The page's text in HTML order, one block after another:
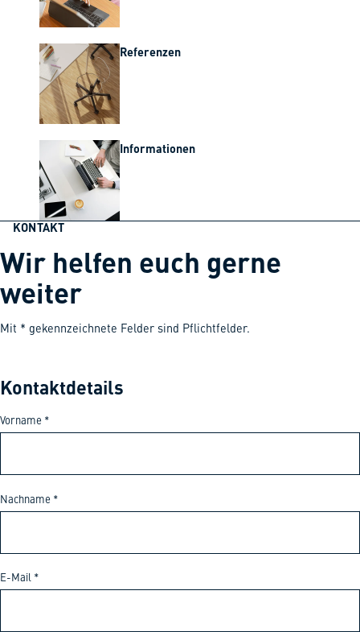
Referenzen
Informationen
KONTAKT
Wir helfen euch gerne
weiter
Mit * gekennzeichnete Felder sind Pflichtfelder.
Kontaktdetails
Vorname *
Nachname *
E-Mail *